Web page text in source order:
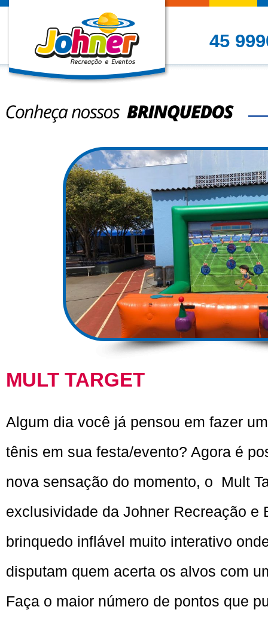
45
Conheça nossos
MULT TARGET
Algum dia você já pensou em fazer
tênis em sua festa/evento? Agora é
nova sensação do momento, o Mult
exclusividade da Johner Recreação e
brinquedo inflável muito interativo
disputam quem acerta os alvos com
Faça o maior número de pontos que